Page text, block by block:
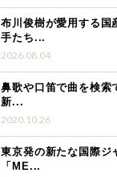
布川俊樹が愛用する国
手たち...
2026.08.04
鼻歌や口笛で曲を検
新...
2020.10.26
東京発の新たな国際ジ
「ME...